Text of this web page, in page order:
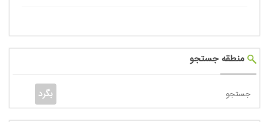
منطقه جستجو